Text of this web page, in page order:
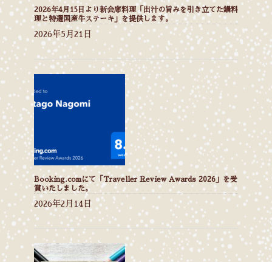
2026年4月15日より新会席料理「出汁の旨みを引き立てた鍋料
理と特選国産牛ステーキ」を提供します。
2026年5月21日
Booking.comにて「Traveller Review Awards 2026」を受
賞いたしました。
2026年2月14日